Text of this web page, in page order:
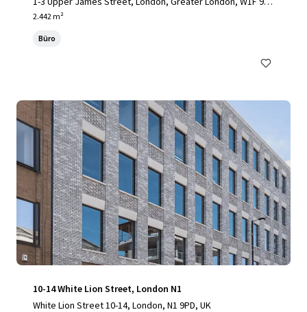
F, UK
2.442 m²
Büro
10-14 White Lion Street, London N1
White Lion Street 10-14, London, N1 9PD, UK